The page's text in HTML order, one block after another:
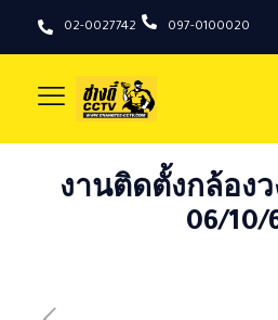
02-0027742 097-0100020
งานติดตั้งกล้อง
06/10/